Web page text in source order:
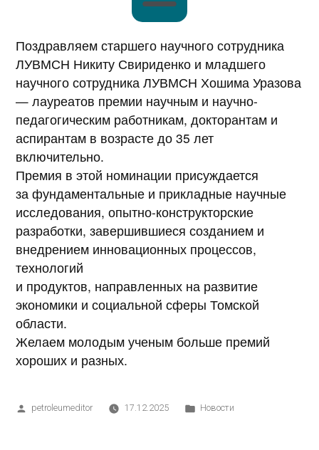
Поздравляем старшего научного сотрудника
ЛУВМСН Никиту Свириденко и младшего
научного сотрудника ЛУВМСН Хошима Уразова
— лауреатов премии научным и научно-
педагогическим работникам, докторантам и
аспирантам в возрасте до 35 лет
включительно.
Премия в этой номинации присуждается
за фундаментальные и прикладные научные
исследования, опытно-конструкторские
разработки, завершившиеся созданием и
внедрением инновационных процессов,
технологий
и продуктов, направленных на развитие
экономики и социальной сферы Томской
области.
Желаем молодым ученым больше премий
хороших и разных.
petroleumeditor 17.12.2025 Новости